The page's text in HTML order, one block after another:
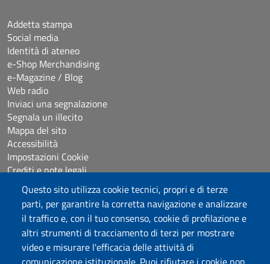
Questo sito utilizza cookie tecnici, propri e di terze
parti, per garantire la corretta navigazione e analizzare
il traffico e, con il tuo consenso, cookie di profilazione e
altri strumenti di tracciamento di terzi per mostrare
video e misurare l'efficacia delle attività di
Addetta stampa
Social media
Identità di ateneo
e-Shop Merchandising
e-Magazine / Blog
Web radio
Inviaci una segnalazione
Segnala un illecito
Mappa del sito
Accessibilità
Impostazioni Cookie
Crediti e note legali
Seguici su
Chatta con noi